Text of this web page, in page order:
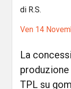
di R.S.
Ven 14
La
TPL su